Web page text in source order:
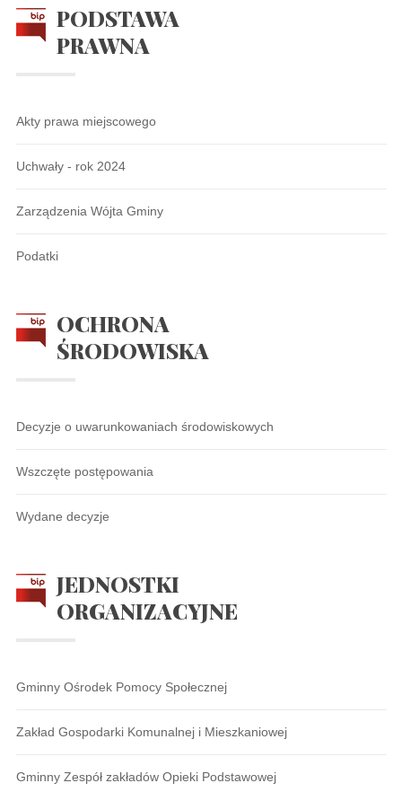
PODSTAWA
PRAWNA
Akty prawa miejscowego
Uchwały - rok 2024
Zarządzenia Wójta Gminy
Podatki
OCHRONA
ŚRODOWISKA
Decyzje o uwarunkowaniach środowiskowych
Wszczęte postępowania
Wydane decyzje
JEDNOSTKI
ORGANIZACYJNE
Gminny Ośrodek Pomocy Społecznej
Zakład Gospodarki Komunalnej i Mieszkaniowej
Gminny Zespół zakładów Opieki Podstawowej